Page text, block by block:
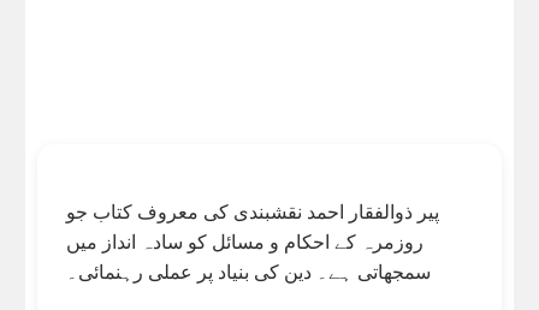
پیر ذوالفقار احمد نقشبندی کی معروف کتاب جو
روزمرہ کے احکام و مسائل کو سادہ انداز میں
سمجھاتی ہے۔ دین کی بنیاد پر عملی رہنمائی۔